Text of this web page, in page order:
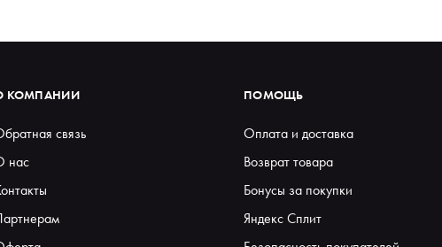
КОМПАНИИ
связь
нас
ПОМОЩЬ
Оплата и доставка
Возврат товара
Бонусы за покупки
Яндекс Сплит